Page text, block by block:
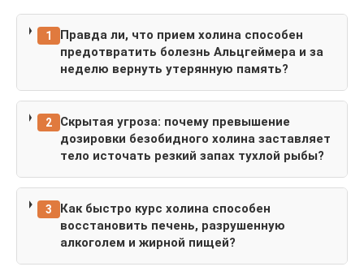
1
Правда ли, что прием холина способен
предотвратить болезнь Альцгеймера и за
неделю вернуть утерянную память?
2
Скрытая угроза: почему превышение
дозировки безобидного холина заставляет
тело источать резкий запах тухлой рыбы?
3
Как быстро курс холина способен
восстановить печень, разрушенную
алкоголем и жирной пищей?